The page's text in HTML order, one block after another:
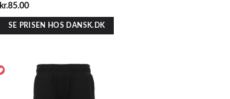
kr.85.00
SE PRISEN HOS DANSK.DK